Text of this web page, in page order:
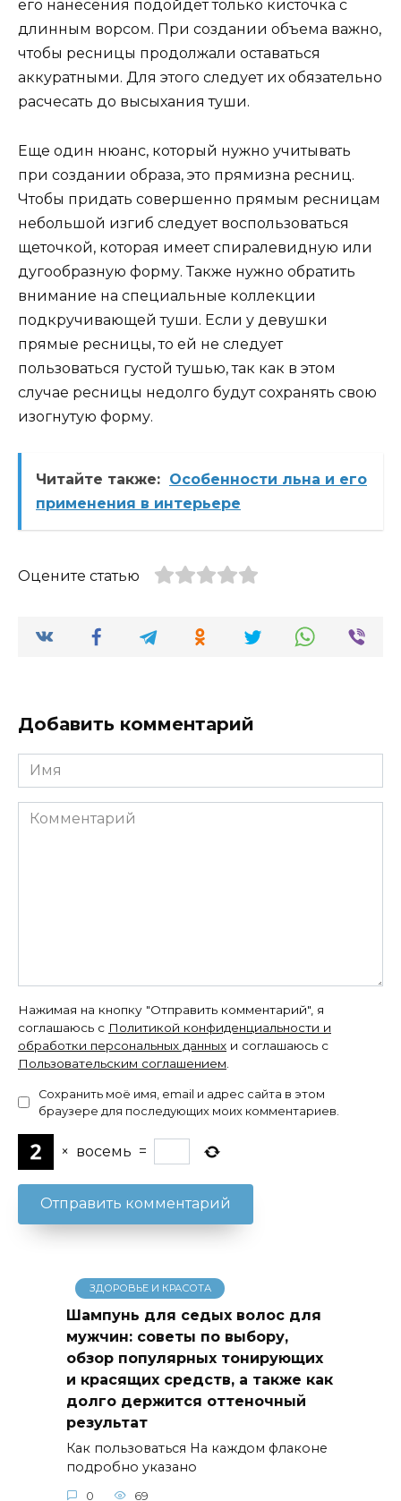
его нанесения подойдет только кисточка с
длинным ворсом. При создании объема важно,
чтобы ресницы продолжали оставаться
аккуратными. Для этого следует их обязательно
расчесать до высыхания туши.
Еще один нюанс, который нужно учитывать
при создании образа, это прямизна ресниц.
Чтобы придать совершенно прямым ресницам
небольшой изгиб следует воспользоваться
щеточкой, которая имеет спиралевидную или
дугообразную форму. Также нужно обратить
внимание на специальные коллекции
подкручивающей туши. Если у девушки
прямые ресницы, то ей не следует
пользоваться густой тушью, так как в этом
случае ресницы недолго будут сохранять свою
изогнутую форму.
Читайте также: Особенности льна и его
применения в интерьере
Оцените статью
Добавить комментарий
Имя
Комментарий
Нажимая на кнопку "Отправить комментарий", я
соглашаюсь с Политикой конфиденциальности и
обработки персональных данных и соглашаюсь с
Пользовательским соглашением
Сохранить моё имя, email и адрес сайта в этом
браузере для последующих моих комментариев.
× восемь =
ЗДОРОВЬЕ И КРАСОТА
Шампунь для седых волос для
мужчин: советы по выбору,
обзор популярных тонирующих
и красящих средств, а также как
долго держится оттеночный
результат
Как пользоваться На каждом флаконе
подробно указано
0 69